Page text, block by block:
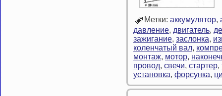
Метки: аккумулятор,
давление, двигатель,
зажигание, заслонка,
коленчатый вал,
монтаж, мотор,
провод, свечи, стартер,
установка, форсунка,